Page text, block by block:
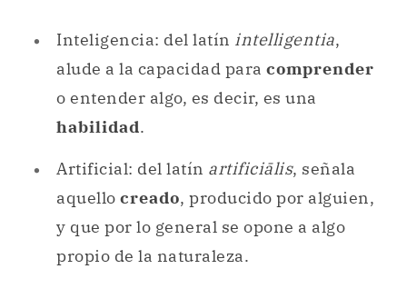
Inteligencia: del latín intelligentia,
alude a la capacidad para comprender
o entender algo, es decir, es una
habilidad.
Artificial: del latín artificiālis, señala
aquello creado, producido por alguien,
y que por lo general se opone a algo
propio de la naturaleza.